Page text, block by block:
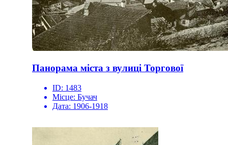
Панорама міста з вулиці Торгової
ID: 1483
Місце: Бучач
Дата: 1906-1918